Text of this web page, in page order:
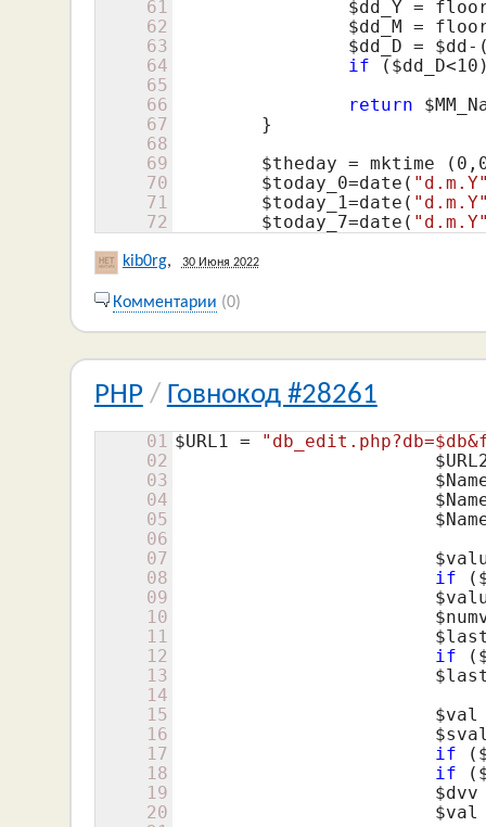
61
62
63
64
65
66
67
68
69
70
71
72
$dd_Y =
$dd_M
=
$dd_D = $dd -
if ( $dd_D<10
return
$theday = mktime ( 0 ,
$today_0=date(
$today_1=date(
$today_7=date(
kib0rg, 30 Июня 2022
Комментарии (0)
PHP / Говнокод #28261
01
02
03
04
05
06
07
08
09
10
11
12
13
14
15
16
17
18
19
20
$URL1 =
if (
if (
$val
if (
if (
$dvv
$val